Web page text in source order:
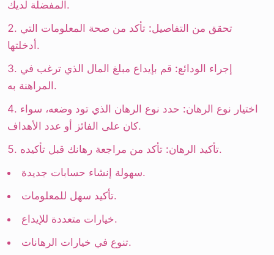
المفضلة لديك.
تحقق من التفاصيل: تأكد من صحة المعلومات التي
أدخلتها.
إجراء الودائع: قم بإيداع مبلغ المال الذي ترغب في
المراهنة به.
اختيار نوع الرهان: حدد نوع الرهان الذي تود وضعه، سواء
كان على الفائز أو عدد الأهداف.
تأكيد الرهان:تأكد من مراجعة رهانك قبل تأكيده.
سهولة إنشاء حسابات جديدة.
تأكيد سهل للمعلومات.
خيارات متعددة للإيداع.
تنوع في خيارات الرهانات.